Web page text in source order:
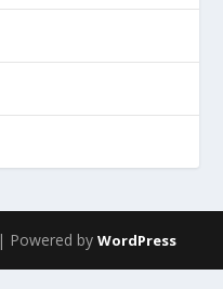
| Powered by WordPress